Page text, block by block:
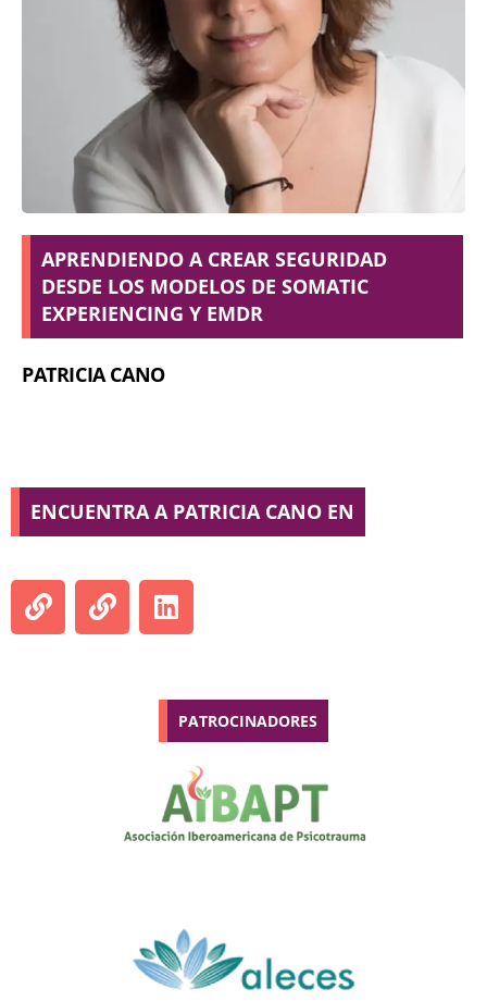
APRENDIENDO A CREAR SEGURIDAD
DESDE LOS MODELOS DE SOMATIC
EXPERIENCING Y EMDR
PATRICIA CANO
ENCUENTRA A PATRICIA CANO EN
PATROCINADORES